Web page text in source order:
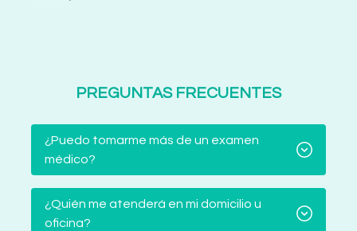
PREGUNTAS FRECUENTES
¿Puedo tomarme más de un examen
médico?
¿Quién me atenderá en mi domicilio u
oficina?